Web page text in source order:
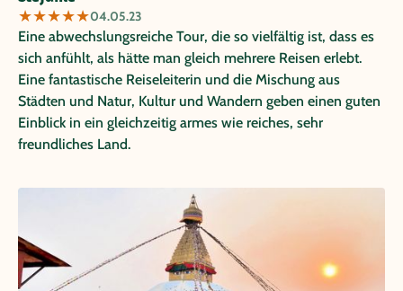
★★★★★04.05.23
Eine abwechslungsreiche Tour, die so vielfältig ist, dass es
sich anfühlt, als hätte man gleich mehrere Reisen erlebt.
Eine fantastische Reiseleiterin und die Mischung aus
Städten und Natur, Kultur und Wandern geben einen guten
Einblick in ein gleichzeitig armes wie reiches, sehr
freundliches Land.